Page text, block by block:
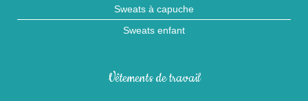
Sweats à capuche
Sweats enfant
Vêtements de travail